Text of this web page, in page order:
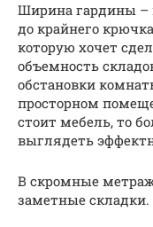
Ширина гардины –
до крайнего
которую хочет
объемность
обстановки
просторном
стоит мебель, то
выглядеть
В скромные
заметные складки.